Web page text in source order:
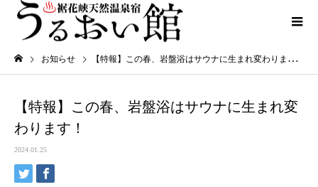
お知らせ 【特報】この春、岩盤浴はサウナに生まれ変わります！
【特報】この春、岩盤浴はサウナに生まれ変
わります！
2024.01.25